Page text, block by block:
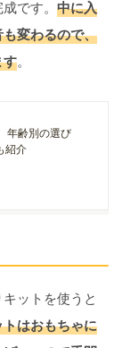
です。 中に入
変わるので、
す。
年齢別の選び
紹介
ットを使うと
はおもちゃに